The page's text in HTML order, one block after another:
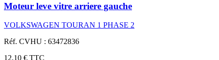
Moteur leve vitre arriere gauche
VOLKSWAGEN TOURAN 1 PHASE 2
Réf. CVHU : 63472836
12,10 € TTC